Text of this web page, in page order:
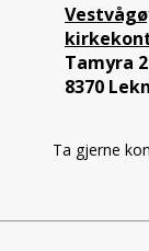
Tamyra
8370
Ta gjerne